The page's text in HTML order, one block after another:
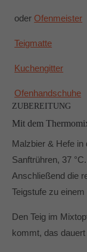
oder Ofenmeister
Teigmatte
Kuchengitter
Ofenhandschuhe
ZUBEREITUNG
Mit dem
Malzbier & Hefe in
Sanftrühren, 37 °C.
Anschließend die
Teigstufe zu einem
Den Teig im
kommt, das